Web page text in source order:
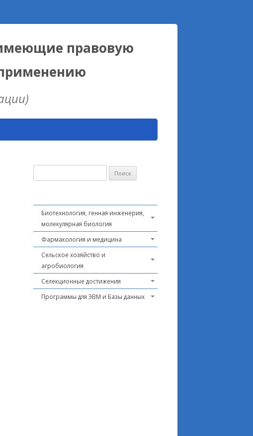
правовую
Биотехнология, генная инженерия,
молекулярная биология
Фармакология и медицина
Сельское хозяйство и
агробиология
Селекционные достижения
Программы для ЭВМ и Базы данных